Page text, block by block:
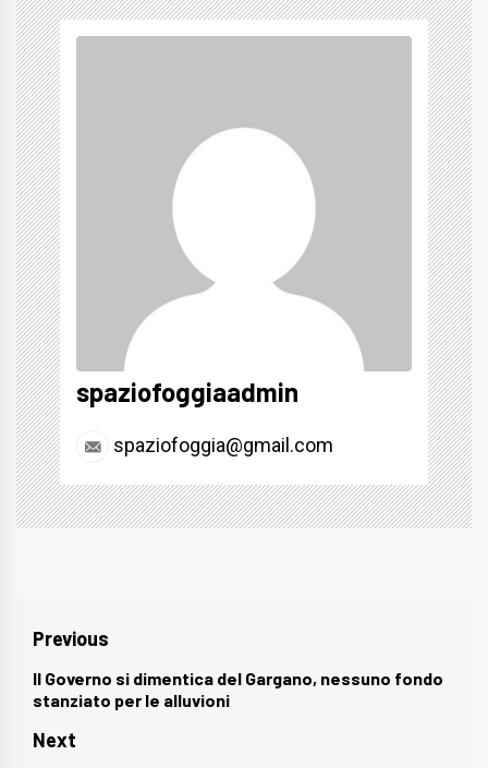
spaziofoggiaadmin
spaziofoggia@gmail.com
Navigazione
articoli
Previous
Previous
post:
Il Governo si dimentica del Gargano, nessuno fondo
stanziato per le alluvioni
Next